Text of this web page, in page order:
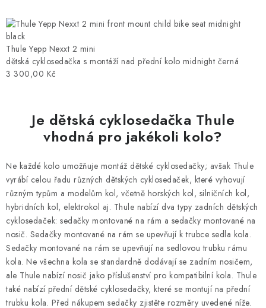
Thule Yepp Nexxt 2 mini
dětská cyklosedačka s montáží nad přední kolo midnight černá
3 300,00 Kč
Je dětská cyklosedačka Thule
vhodná pro jakékoli kolo?
Ne každé kolo umožňuje montáž dětské cyklosedačky; avšak Thule
vyrábí celou řadu různých dětských cyklosedaček, které vyhovují
různým typům a modelům kol, včetně horských kol, silničních kol,
hybridních kol, elektrokol aj. Thule nabízí dva typy zadních dětských
cyklosedaček: sedačky montované na rám a sedačky montované na
nosič. Sedačky montované na rám se upevňují k trubce sedla kola.
Sedačky montované na rám se upevňují na sedlovou trubku rámu
kola. Ne všechna kola se standardně dodávají se zadním nosičem,
ale Thule nabízí nosič jako příslušenství pro kompatibilní kola. Thule
také nabízí přední dětské cyklosedačky, které se montují na přední
trubku kola. Před nákupem sedačky zjistěte rozměry uvedené níže.